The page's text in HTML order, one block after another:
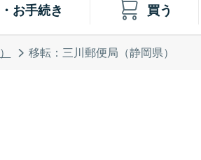
お手続き 買う
移転：三川郵便局（静岡県）